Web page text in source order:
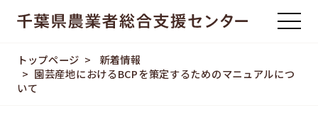
トップページ
新着情報
園芸産地におけるBCPを策定するためのマニュアルにつ
いて